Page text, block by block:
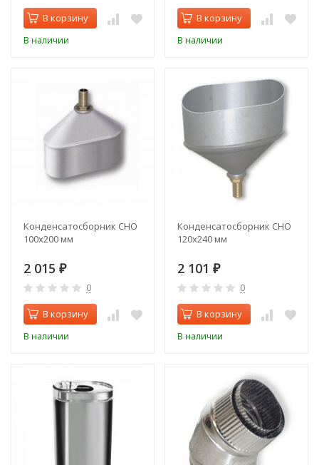
В корзину
В наличии
В корзину
В наличии
Конденсатосборник CHO
100х200 мм
2 015 ₽
0
В корзину
В наличии
Конденсатосборник CHO
120х240 мм
2 101 ₽
0
В корзину
В наличии